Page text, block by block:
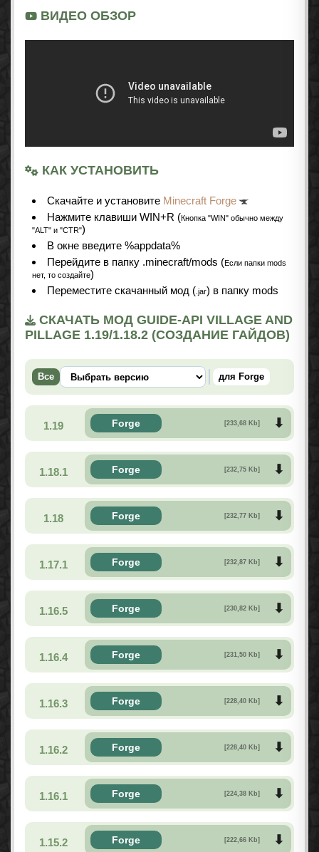
ВИДЕО ОБЗОР
КАК УСТАНОВИТЬ
Cкачайте и установите Minecraft Forge
Нажмите клавиши WIN+R (Кнопка "WIN" обычно между
"ALT" и "CTR")
В окне введите %appdata%
Перейдите в папку .minecraft/mods (Если папки mods
нет, то создайте)
Переместите скачанный мод (.jar) в папку mods
СКАЧАТЬ МОД GUIDE-API VILLAGE AND
PILLAGE 1.19/1.18.2 (СОЗДАНИЕ ГАЙДОВ)
Все для Forge
1.19 Forge [233,68 Kb]
1.18.1 Forge [232,75 Kb]
1.18 Forge [232,77 Kb]
1.17.1 Forge [232,87 Kb]
1.16.5 Forge [230,82 Kb]
1.16.4 Forge [231,50 Kb]
1.16.3 Forge [228,40 Kb]
1.16.2 Forge [228,40 Kb]
1.16.1 Forge [224,38 Kb]
1.15.2 Forge [222,66 Kb]